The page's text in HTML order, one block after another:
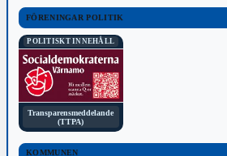
FÖRENINGAR POLITIK
POLITISKT INNEHÅLL
Transparensmeddelande
(TTPA)
KOMMUNEN